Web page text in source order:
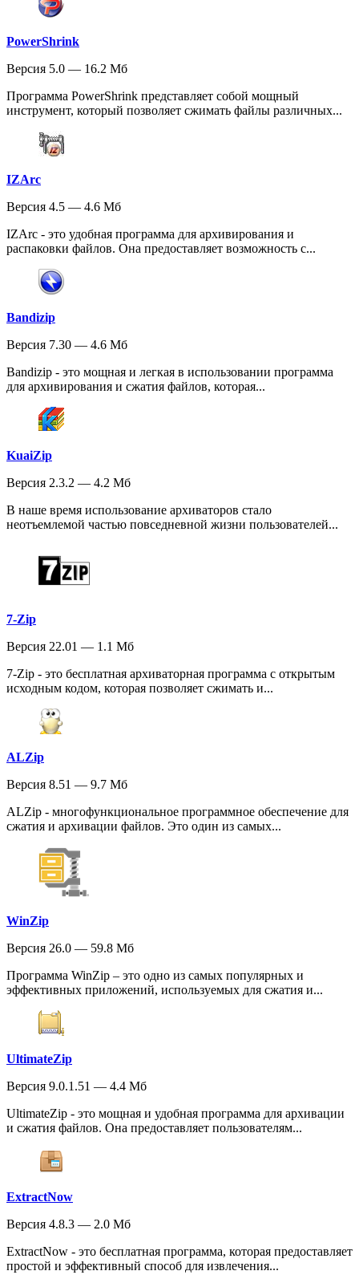
PowerShrink
Версия 5.0 — 16.2 Мб
Программа PowerShrink представляет собой мощный
инструмент, который позволяет сжимать файлы различных...
IZArc
Версия 4.5 — 4.6 Мб
IZArc - это удобная программа для архивирования и
распаковки файлов. Она предоставляет возможность с...
Bandizip
Версия 7.30 — 4.6 Мб
Bandizip - это мощная и легкая в использовании программа
для архивирования и сжатия файлов, которая...
KuaiZip
Версия 2.3.2 — 4.2 Мб
В наше время использование архиваторов стало
неотъемлемой частью повседневной жизни пользователей...
7-Zip
Версия 22.01 — 1.1 Мб
7-Zip - это бесплатная архиваторная программа с открытым
исходным кодом, которая позволяет сжимать и...
ALZip
Версия 8.51 — 9.7 Мб
ALZip - многофункциональное программное обеспечение для
сжатия и архивации файлов. Это один из самых...
WinZip
Версия 26.0 — 59.8 Мб
Программа WinZip – это одно из самых популярных и
эффективных приложений, используемых для сжатия и...
UltimateZip
Версия 9.0.1.51 — 4.4 Мб
UltimateZip - это мощная и удобная программа для архивации
и сжатия файлов. Она предоставляет пользователям...
ExtractNow
Версия 4.8.3 — 2.0 Мб
ExtractNow - это бесплатная программа, которая предоставляет
простой и эффективный способ для извлечения...